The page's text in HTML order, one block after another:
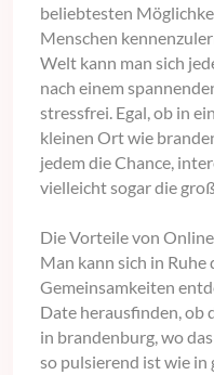
beliebtesten
Menschen
Welt kann man sich
nach einem
stressfrei. Egal, ob in
kleinen Ort wie
jedem die Chance,
vielleicht sogar die
Die Vorteile von
Man kann sich in
Gemeinsamkeiten
Date herausfinden, ob
in brandenburg, wo
so pulsierend ist wie